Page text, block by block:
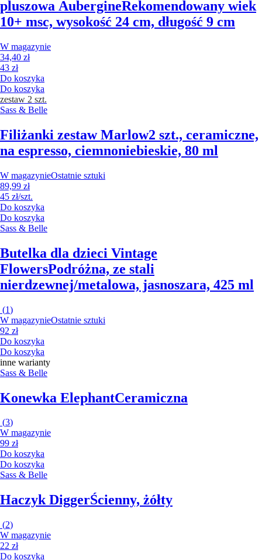
pluszowa AubergineRekomendowany wiek
10+ msc, wysokość 24 cm, długość 9 cm
W magazynie
34,40 zł
43 zł
Do koszyka
Do koszyka
zestaw 2 szt.
Sass & Belle
Filiżanki zestaw Marlow2 szt., ceramiczne,
na espresso, ciemnoniebieskie, 80 ml
W magazynieOstatnie sztuki
89,99 zł
45 zł/szt.
Do koszyka
Do koszyka
Sass & Belle
Butelka dla dzieci Vintage
FlowersPodróżna, ze stali
nierdzewnej/metalowa, jasnoszara, 425 ml
(1)
W magazynieOstatnie sztuki
92 zł
Do koszyka
Do koszyka
inne warianty
Sass & Belle
Konewka ElephantCeramiczna
(3)
W magazynie
99 zł
Do koszyka
Do koszyka
Sass & Belle
Haczyk DiggerŚcienny, żółty
(2)
W magazynie
22 zł
Do koszyka